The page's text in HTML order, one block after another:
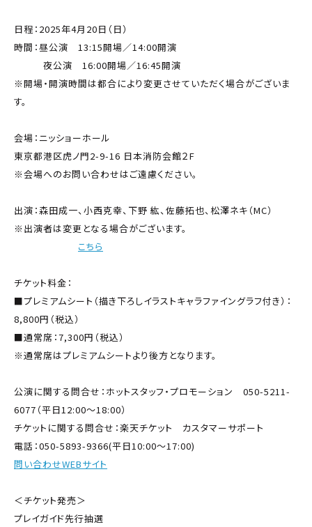
日程：2025年4月20日（日）
時間：昼公演 13:15開場／14:00開演
夜公演 16:00開場／16:45開演
※開場・開演時間は都合により変更させていただく場合がございま
す。
会場：ニッショーホール
東京都港区虎ノ門2-9-16 ⽇本消防会館２F
※会場へのお問い合わせはご遠慮ください。
出演：森田成一、小西克幸、下野 紘、佐藤拓也、松澤ネキ（MC）
※出演者は変更となる場合がございます。
こちら
チケット料金：
■プレミアムシート（描き下ろしイラストキャラファイングラフ付き）：
8,800円（税込）
■通常席：7,300円（税込）
※通常席はプレミアムシートより後方となります。
公演に関する問合せ：ホットスタッフ・プロモーション 050-5211-
6077（平日12:00～18:00）
チケットに関する問合せ：楽天チケット カスタマーサポート
電話：050-5893-9366(平日10:00～17:00)
問い合わせWEBサイト
＜チケット発売＞
プレイガイド先行抽選